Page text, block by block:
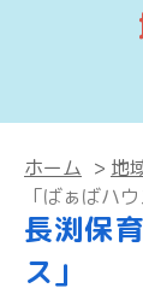
ホーム > 地
「ばぁばハウ
長渕保
ス」